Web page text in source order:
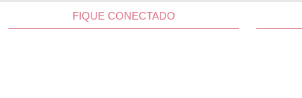
FIQUE CONECTADO